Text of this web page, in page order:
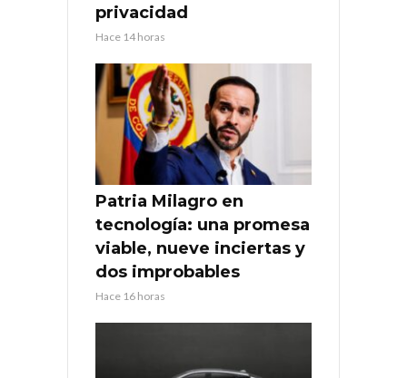
privacidad
Hace 14 horas
Patria Milagro en
tecnología: una promesa
viable, nueve inciertas y
dos improbables
Hace 16 horas